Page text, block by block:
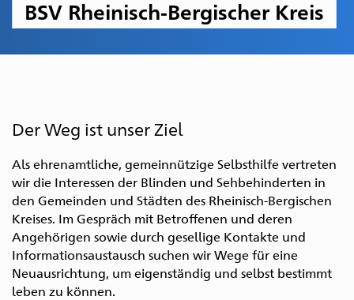
BSV Rheinisch-Bergischer Kreis
Der Weg ist unser Ziel
Als ehrenamtliche, gemeinnützige Selbsthilfe vertreten
wir die Interessen der Blinden und Sehbehinderten in
den Gemeinden und Städten des Rheinisch-Bergischen
Kreises. Im Gespräch mit Betroffenen und deren
Angehörigen sowie durch gesellige Kontakte und
Informationsaustausch suchen wir Wege für eine
Neuausrichtung, um eigenständig und selbst bestimmt
leben zu können.